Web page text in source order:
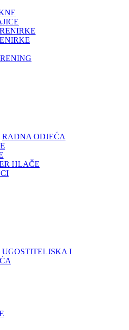
RADNA ODJEĆA
HLAČE
UGOSTITELJSKA I